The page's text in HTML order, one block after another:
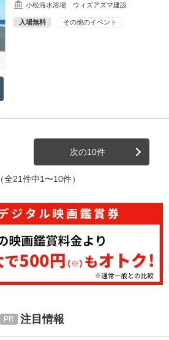
小松海水浴場 ウィズアズマ建設
入場無料 その他のイベント
次の10件
（全21件中1〜10件）
注目情報